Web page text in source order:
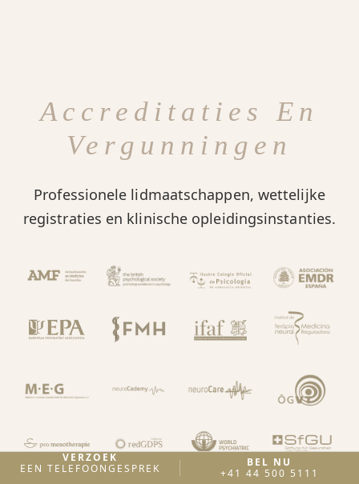
Accreditaties En
Vergunningen
Professionele lidmaatschappen, wettelijke
registraties en klinische opleidingsinstanties.
VERZOEK
EEN TELEFOONGESPREK
BEL NU
+41 44 500 5111